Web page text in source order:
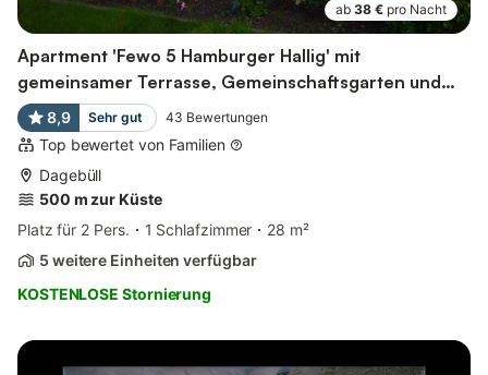
ab 38 € pro Nacht
Apartment 'Fewo 5 Hamburger Hallig' mit
gemeinsamer Terrasse, Gemeinschaftsgarten und
Wlan
8,9 Sehr gut 43 Bewertungen
Top bewertet von Familien
Dagebüll
500 m zur Küste
Platz für 2 Pers.
1 Schlafzimmer
28 m²
5 weitere Einheiten verfügbar
KOSTENLOSE Stornierung